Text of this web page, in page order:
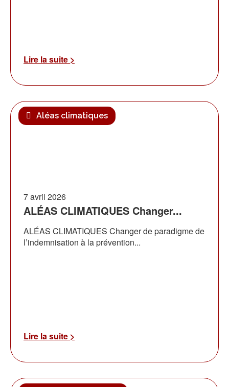
Lire la suite >
Aléas climatiques
7 avril 2026
ALÉAS CLIMATIQUES Changer...
ALÉAS CLIMATIQUES Changer de paradigme de
l’indemnisation à la prévention...
Lire la suite >